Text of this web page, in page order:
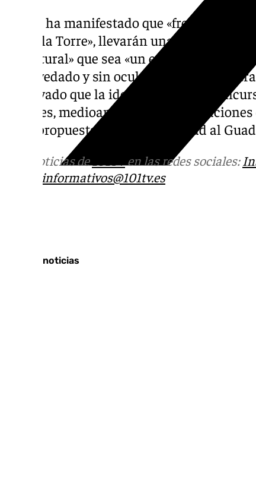
El edil ha manifestado que «frente al
de De la Torre», llevarán una propuesta
río natural» que sea «un espacio verde
embovedado y sin ocultar el río de
subrayado que la idea de repetir el
sociales, medioambientales,
en la propuesta para dar dignidad al
Más noticias de en las redes sociales:
informativos@101tv.es
Últimas noticias